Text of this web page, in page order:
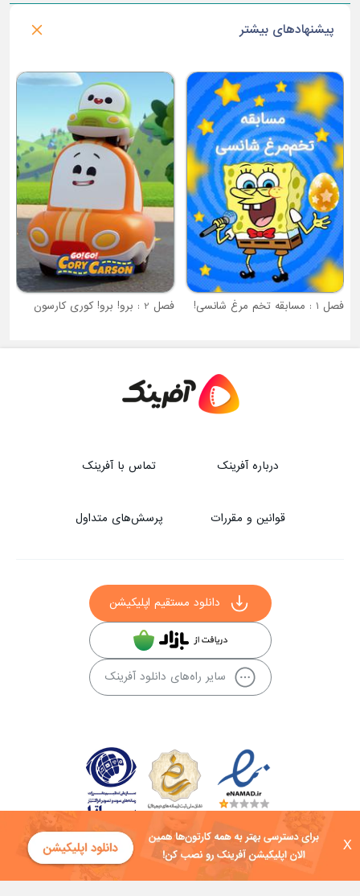
X
پیشنهادهای بیشتر
فصل 2 : برو! برو! کوری کارسون
فصل 1 : شش ابر قهرمان
درباره آفرینک تماس با آفرینک
قوانین و مقررات پرسش‌های متداول
دانلود مستقیم اپلیکیشن
سایر راه‌های دانلود آفرینک
کلیه حقوق این سایت به شرکت توسعه فناوی هفت آسمان توکان تعلق دارد و